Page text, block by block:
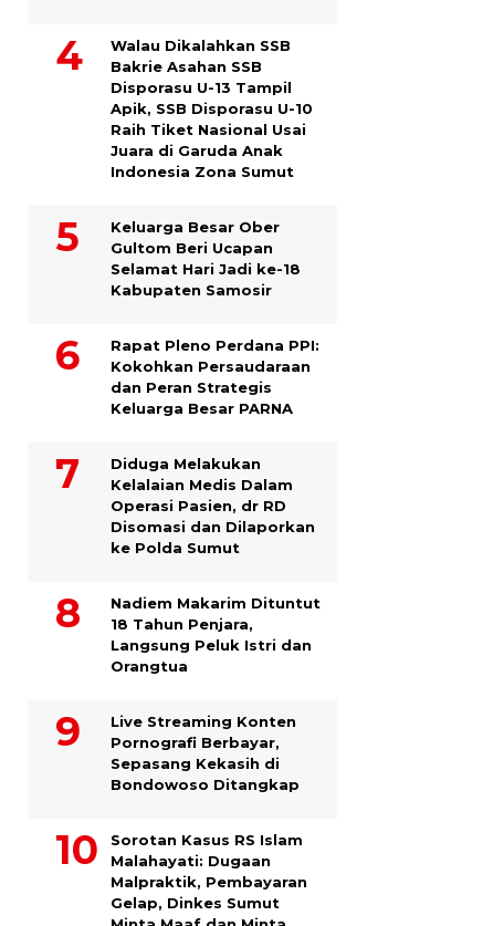
Walau Dikalahkan SSB
Bakrie Asahan SSB
Disporasu U-13 Tampil
Apik, SSB Disporasu U-10
Raih Tiket Nasional Usai
Juara di Garuda Anak
Indonesia Zona Sumut
Keluarga Besar Ober
Gultom Beri Ucapan
Selamat Hari Jadi ke-18
Kabupaten Samosir
Rapat Pleno Perdana PPI:
Kokohkan Persaudaraan
dan Peran Strategis
Keluarga Besar PARNA
Diduga Melakukan
Kelalaian Medis Dalam
Operasi Pasien, dr RD
Disomasi dan Dilaporkan
ke Polda Sumut
​Nadiem Makarim Dituntut
18 Tahun Penjara,
Langsung Peluk Istri dan
Orangtua
Live Streaming Konten
Pornografi Berbayar,
Sepasang Kekasih di
Bondowoso Ditangkap
Sorotan Kasus RS Islam
Malahayati: Dugaan
Malpraktik, Pembayaran
Gelap, Dinkes Sumut